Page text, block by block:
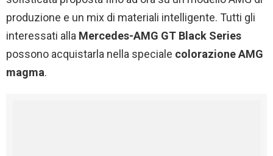
produzione e un mix di materiali intelligente. Tutti gli
interessati alla Mercedes-AMG GT Black Series
possono acquistarla nella speciale colorazione AMG
magma.